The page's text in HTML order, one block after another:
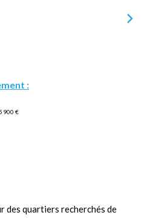
:
900 €
des quartiers recherchés de